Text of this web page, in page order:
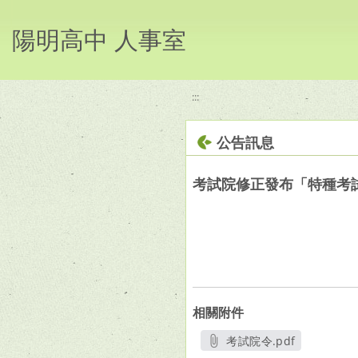
陽明高中 人事室
:::
公告訊息
考試院修正發布「特種考
相關附件
考試院令.pdf